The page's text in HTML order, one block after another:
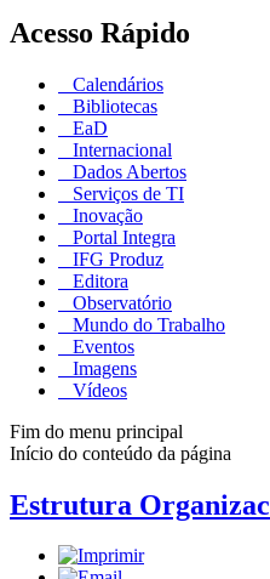
Acesso Rápido
Calendários
Bibliotecas
EaD
Internacional
Dados Abertos
Serviços de TI
Inovação
Portal Integra
IFG Produz
Editora
Observatório
Mundo do Trabalho
Eventos
Imagens
Vídeos
Fim do menu principal
Início do conteúdo da página
Estrutura